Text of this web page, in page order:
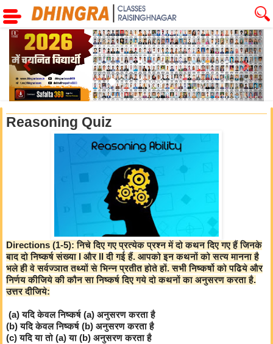
Previous Next
Reasoning Quiz
Directions (1-5): निचे दिए गए प्रत्येक प्रश्न में दो कथन दिए गए हैं जिनके
बाद दो निष्कर्ष संख्या I और II दी गई हैं. आपको इन कथनों को सत्य मानना है
भले ही वे सर्वज्ञात तथ्यों से भिन्न प्रतीत होते हों. सभी निष्कर्षो को पढिये और
निर्णय कीजिये की कौन सा निष्कर्ष दिए गये दो कथनों का अनुसरण करता है.
उत्तर दीजिये:
(a) यदि केवल निष्कर्ष (a) अनुसरण करता है
(b) यदि केवल निष्कर्ष (b) अनुसरण करता है
(c) यदि या तो (a) या (b) अनुसरण करता है